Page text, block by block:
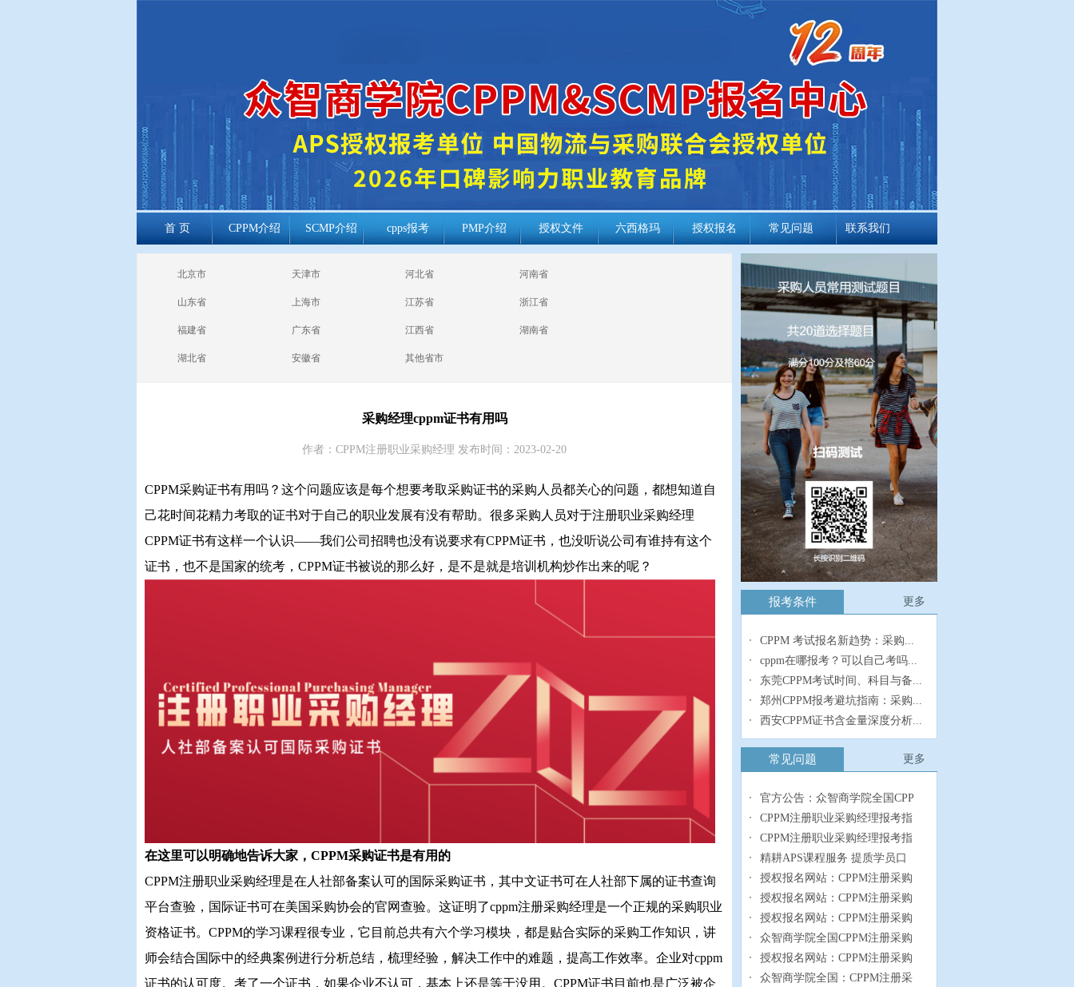
首 页 CPPM介绍 SCMP介绍 cpps报考 PMP介绍 授权文件 六西格玛 授权报名 常见问题 联系我们
cppm报考常见
问题
北京市 天津市 河北省 河南省
山东省 上海市 江苏省 浙江省
福建省 广东省 江西省 湖南省
湖北省 安徽省 其他省市
采购经理cppm证书有用吗
作者：CPPM注册职业采购经理 发布时间：2023-02-20
CPPM采购证书有用吗？这个问题应该是每个想要考取采购证书的采购人员都关心的问题，都想知道自
己花时间花精力考取的证书对于自己的职业发展有没有帮助。很多采购人员对于注册职业采购经理
CPPM证书有这样一个认识——我们公司招聘也没有说要求有CPPM证书，也没听说公司有谁持有这个
证书，也不是国家的统考，CPPM证书被说的那么好，是不是就是培训机构炒作出来的呢？
在这里可以明确地告诉大家，CPPM采购证书是有用的
CPPM注册职业采购经理是在人社部备案认可的国际采购证书，其中文证书可在人社部下属的证书查询
平台查验，国际证书可在美国采购协会的官网查验。这证明了cppm注册采购经理是一个正规的采购职业
资格证书。CPPM的学习课程很专业，它目前总共有六个学习模块，都是贴合实际的采购工作知识，讲
师会结合国际中的经典案例进行分析总结，梳理经验，解决工作中的难题，提高工作效率。企业对cppm
证书的认可度。考了一个证书，如果企业不认可，基本上还是等于没用。CPPM证书目前也是广泛被企
更多
报考条件
CPPM 考试报名新趋势：采购...
cppm在哪报考？可以自己考吗...
东莞CPPM考试时间、科目与备...
郑州CPPM报考避坑指南：采购...
西安CPPM证书含金量深度分析...
更多
常见问题
官方公告：众智商学院全国CPP
CPPM注册职业采购经理报考指
CPPM注册职业采购经理报考指
精耕APS课程服务 提质学员口
授权报名网站：CPPM注册采购
授权报名网站：CPPM注册采购
授权报名网站：CPPM注册采购
众智商学院全国CPPM注册采购
授权报名网站：CPPM注册采购
众智商学院全国：CPPM注册采